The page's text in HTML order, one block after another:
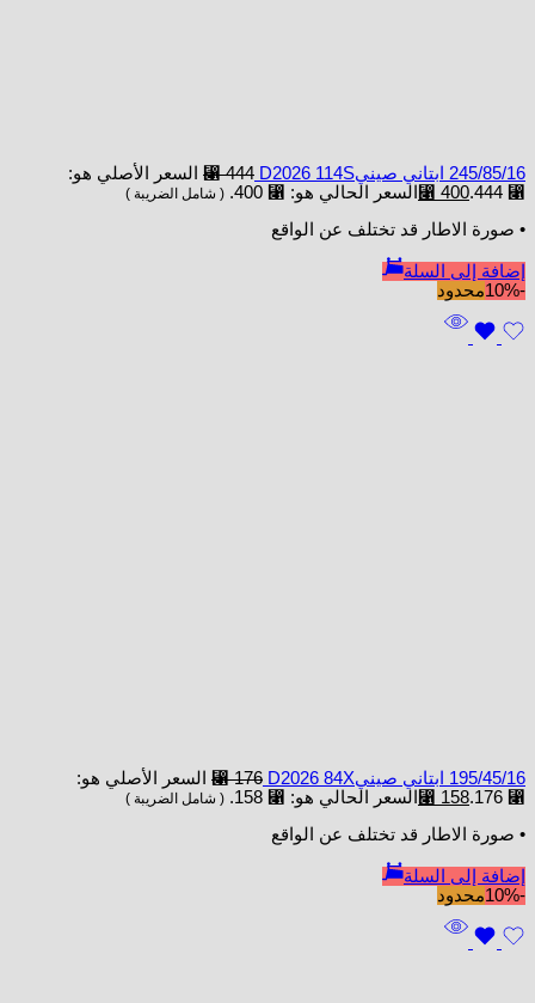
245/85/16 ابتاني صينيD2026 114S ⃁444
السعر الأصلي هو:
⃁ 444.
⃁ 400 السعر الحالي هو: ⃁ 400. ( شامل الضريبة )
• صورة الاطار قد تختلف عن الواقع
إضافة إلى السلة
-10%
محدود
195/45/16 ابتاني صينيD2026 84X ⃁176
السعر الأصلي هو:
⃁ 176.
⃁ 158 السعر الحالي هو: ⃁ 158. ( شامل الضريبة )
• صورة الاطار قد تختلف عن الواقع
إضافة إلى السلة
-10%
محدود